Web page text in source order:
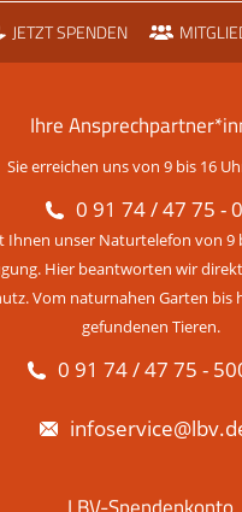
JETZT SPENDEN
Ihre
Sie erreichen uns von 9 bis 16
0 91 74 / 47 75 - 0
Ihnen unser Naturtelefon von 9
Hier beantworten wir
Vom naturnahen Garten bis
gefundenen Tieren.
0 91 74 / 47 75 -